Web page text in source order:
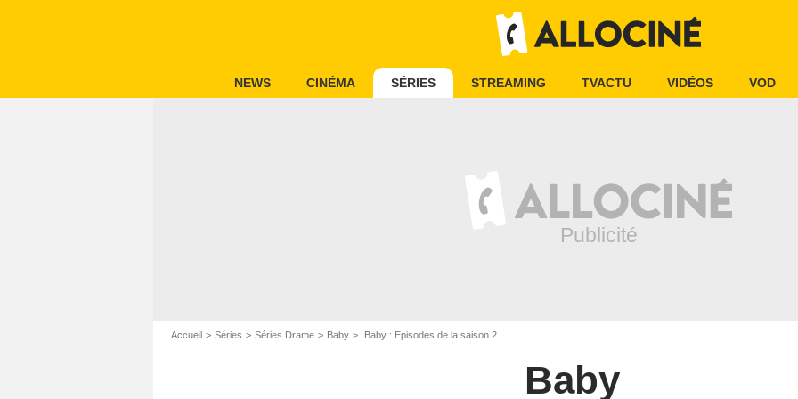
NEWS CINÉMA SÉRIES STREAMING TVACTU VIDÉOS VOD
Accueil Séries Séries Drame Baby Baby : Episodes de la saison 2
Baby